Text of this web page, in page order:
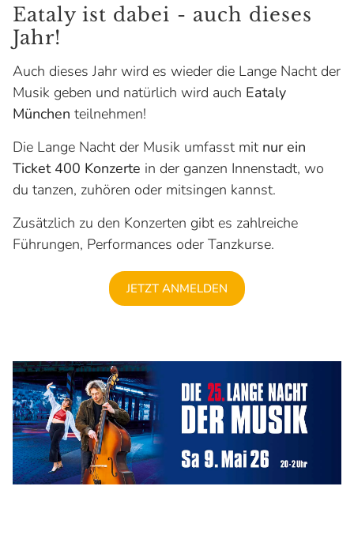
Eataly ist dabei - auch dieses
Jahr!
Auch dieses Jahr wird es wieder die Lange Nacht der
Musik geben und natürlich wird auch Eataly
München teilnehmen!
Die Lange Nacht der Musik umfasst mit nur ein
Ticket 400 Konzerte in der ganzen Innenstadt, wo
du tanzen, zuhören oder mitsingen kannst.
Zusätzlich zu den Konzerten gibt es zahlreiche
Führungen, Performances oder Tanzkurse.
JETZT ANMELDEN